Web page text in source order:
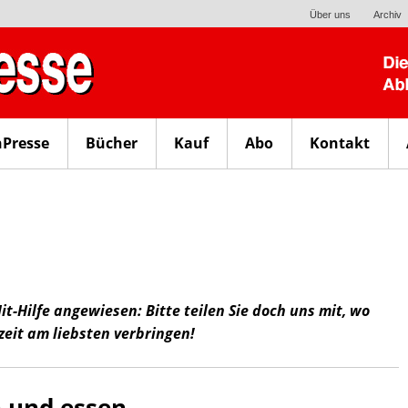
Über uns Archiv
Bücher Kauf Abo Kontakt
Hilfe angewiesen: Bitte teilen Sie doch uns mit, wo
am liebsten verbringen!